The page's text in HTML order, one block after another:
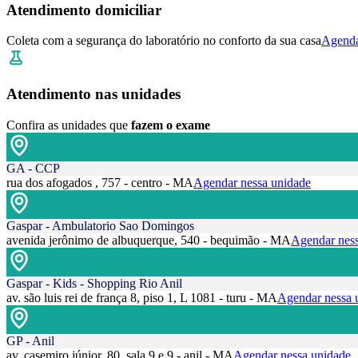
Atendimento domiciliar
Coleta com a segurança do laboratório no conforto da sua casa
Atendimento nas unidades
Confira as unidades que fazem o exame
GA - CCP
rua dos afogados , 757 - centro - MAAgendar nessa unidade
Gaspar - Ambulatorio Sao Domingos
avenida jerônimo de albuquerque, 540 - bequimão - MAAgendar
Gaspar - Kids - Shopping Rio Anil
av. são luis rei de frança 8, piso 1, L 1081 - turu - MAAgendar nessa
GP - Anil
av. casemiro júnior, 80, sala 9 e 9 - anil - MAAgendar nessa unidade